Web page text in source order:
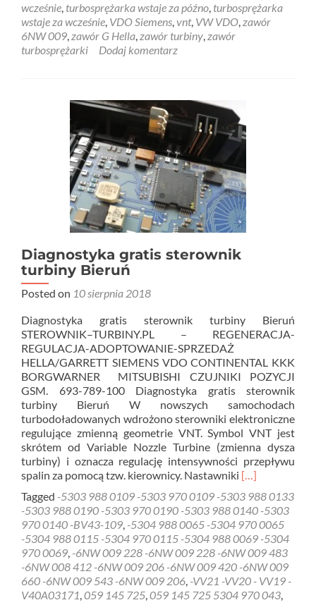
wcześnie, turbosprężarka wstaje za późno, turbosprężarka
wstaje za wcześnie, VDO Siemens,vnt, VW VDO,zawór
6NW 009,zawór G Hella,zawór turbiny,zawór
turbosprężarki
Dodaj komentarz
Diagnostyka gratis sterownik
turbiny Bieruń
Posted on 10 sierpnia 2018
Diagnostyka gratis sterownik turbiny Bieruń
STEROWNIK–TURBINY.PL – REGENERACJA-
REGULACJA-ADOPTOWANIE-SPRZEDAŻ
HELLA/GARRETT SIEMENS VDO CONTINENTAL KKK
BORGWARNER MITSUBISHI CZUJNIKI POZYCJI
GSM. 693-789-100 Diagnostyka gratis sterownik
turbiny Bieruń W nowszych samochodach
turbodoładowanych wdrożono sterowniki elektroniczne
regulujące zmienną geometrie VNT. Symbol VNT jest
skrótem od Variable Nozzle Turbine (zmienna dysza
turbiny) i oznacza regulację intensywności przepływu
spalin za pomocą tzw. kierownicy. Nastawniki Read
about
Diagnostyka
gratis
sterownik
turbiny
Bieruń
[…]
Tagged -5303 988 0109 -5303 970 0109 -5303 988 0133
-5303 988 0190 -5303 970 0190 -5303 988 0140 -5303
970 0140 -BV43-109, -5304 988 0065 -5304 970 0065
-5304 988 0115 -5304 970 0115 -5304 988 0069 -5304
970 0069, -6NW 009 228 -6NW 009 228 -6NW 009 483
-6NW 008 412 -6NW 009 206 -6NW 009 420 -6NW 009
660 -6NW 009 543 -6NW 009 206, -VV21 -VV20 - VV19 -
V40A03171,059 145 725,059 145 725 5304 970 043,